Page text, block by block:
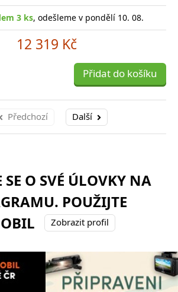
3 ks, odešleme v pondělí 10. 08.
12 319 Kč
Přidat do košíku
Předchozí Další
SE O SVÉ ÚLOVKY NA
POUŽIJTE
Zobrazit profil